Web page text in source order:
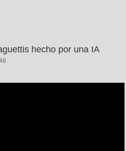
hecho por una IA